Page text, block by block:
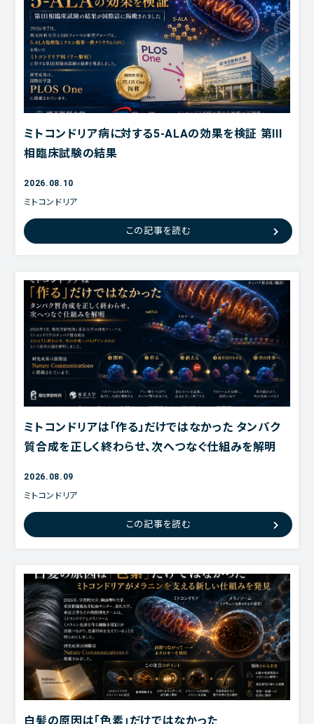
ミトコンドリア病に対する5-ALAの効果を検証 第III
相臨床試験の結果
2026.08.10
ミトコンドリア
5-ALA
ヘム
回復力
この記事を読む
ミトコンドリアは「作る」だけではなかった タンパク
質合成を正しく終わらせ、次へつなぐ仕組みを解明
2026.08.09
ミトコンドリア
ネットワーク
この記事を読む
白髪の原因は「色素」だけではなかった